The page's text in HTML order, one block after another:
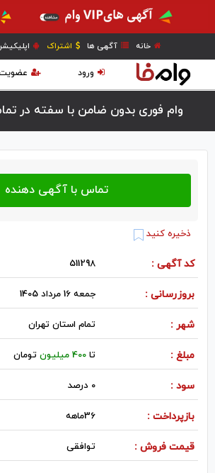
خانه آگهی ها اشتراک
ورود
وام فوری بدون ضامن با سفته در
ذخیره کنید
کد آگهی : 511298
بروزرسانی : جمعه 16 مرداد 1405
شهر : تمام استان تهران
مبلغ : تا400 میلیون تومان
سود : 0 درصد
بازپرداخت : 36ماهه
قیمت فروش : توافقی